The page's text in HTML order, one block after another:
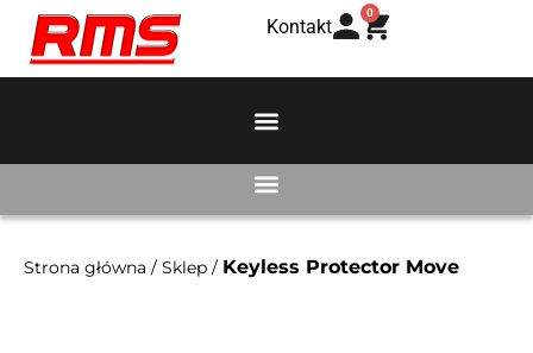
Kontakt
0
Strona główna / Sklep / Keyless Protector Move